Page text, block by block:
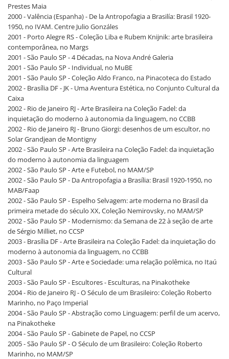
Prestes Maia
2000 - Valência (Espanha) - De la Antropofagia a Brasilía: Brasil 1920-
1950, no IVAM. Centre Julio Gonzáles
2001 - Porto Alegre RS - Coleção Liba e Rubem Knijnik: arte brasileira
contemporânea, no Margs
2001 - São Paulo SP - 4 Décadas, na Nova André Galeria
2001 - São Paulo SP - Individual, no MuBE
2001 - São Paulo SP - Coleção Aldo Franco, na Pinacoteca do Estado
2002 - Brasília DF - JK - Uma Aventura Estética, no Conjunto Cultural da
Caixa
2002 - Rio de Janeiro RJ - Arte Brasileira na Coleção Fadel: da
inquietação do moderno à autonomia da linguagem, no CCBB
2002 - Rio de Janeiro RJ - Bruno Giorgi: desenhos de um escultor, no
Solar Grandjean de Montigny
2002 - São Paulo SP - Arte Brasileira na Coleção Fadel: da inquietação
do moderno à autonomia da linguagem
2002 - São Paulo SP - Arte e Futebol, no MAM/SP
2002 - São Paulo SP - Da Antropofagia a Brasília: Brasil 1920-1950, no
MAB/Faap
2002 - São Paulo SP - Espelho Selvagem: arte moderna no Brasil da
primeira metade do século XX, Coleção Nemirovsky, no MAM/SP
2002 - São Paulo SP - Modernismo: da Semana de 22 à seção de arte
de Sérgio Milliet, no CCSP
2003 - Brasília DF - Arte Brasileira na Coleção Fadel: da inquietação do
moderno à autonomia da linguagem, no CCBB
2003 - São Paulo SP - Arte e Sociedade: uma relação polêmica, no Itaú
Cultural
2003 - São Paulo SP - Escultores - Esculturas, na Pinakotheke
2004 - Rio de Janeiro RJ - O Século de um Brasileiro: Coleção Roberto
Marinho, no Paço Imperial
2004 - São Paulo SP - Abstração como Linguagem: perfil de um acervo,
na Pinakotheke
2004 - São Paulo SP - Gabinete de Papel, no CCSP
2005 - São Paulo SP - O Século de um Brasileiro: Coleção Roberto
Marinho, no MAM/SP